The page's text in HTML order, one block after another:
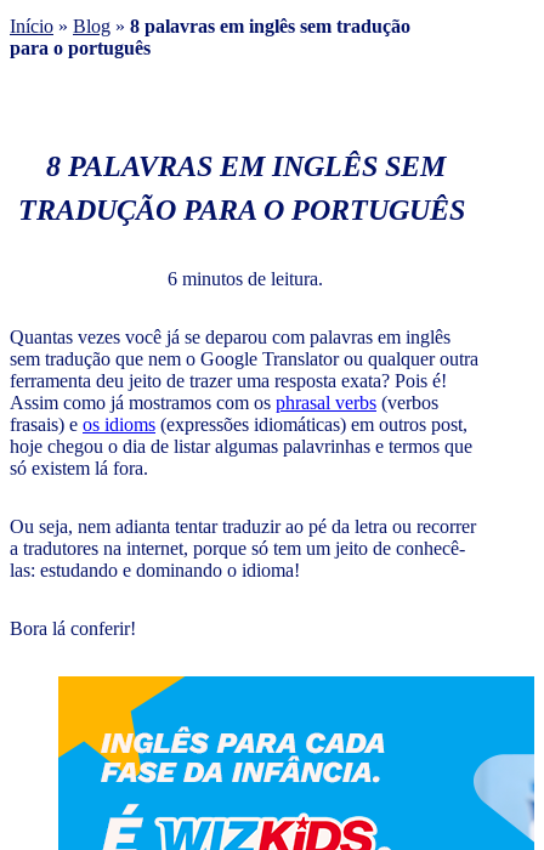
Início » Blog » 8 palavras em inglês sem tradução
para o português
8 PALAVRAS EM INGLÊS SEM
TRADUÇÃO PARA O PORTUGUÊS
6 minutos de leitura.
Quantas vezes você já se deparou com palavras em inglês
sem tradução que nem o Google Translator ou qualquer outra
ferramenta deu jeito de trazer uma resposta exata? Pois é!
Assim como já mostramos com os phrasal verbs (verbos
frasais) e os idioms (expressões idiomáticas) em outros post,
hoje chegou o dia de listar algumas palavrinhas e termos que
só existem lá fora.
Ou seja, nem adianta tentar traduzir ao pé da letra ou recorrer
a tradutores na internet, porque só tem um jeito de conhecê-
las: estudando e dominando o idioma!
Bora lá conferir!